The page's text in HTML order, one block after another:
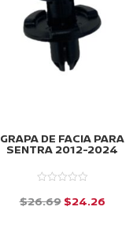
GRAPA DE FACIA PARA
SENTRA 2012-2024
$26.69 El
$24.26El